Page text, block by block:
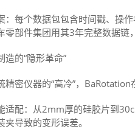
每个数据包包含时间戳、操作
零部件集团用其3年完整数据链
的“隐形革命”
密仪器的“高冷”，BaRotation
配：从2mm厚的硅胶片到
导致的变形误差。